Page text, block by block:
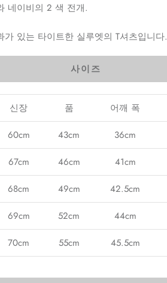
네이비의 2 색 전개.
가 있는 타이트한 실루엣의 T셔츠입니다.
사이즈
신장 품 어깨 폭
60cm 43cm 36cm
67cm 46cm 41cm
68cm 49cm 42.5cm
69cm 52cm 44cm
70cm 55cm 45.5cm